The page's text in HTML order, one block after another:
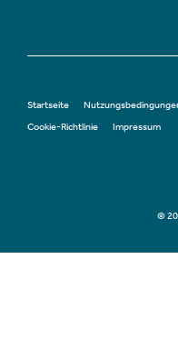
Startseite
Cookie-Richtlinie
Impressum
©